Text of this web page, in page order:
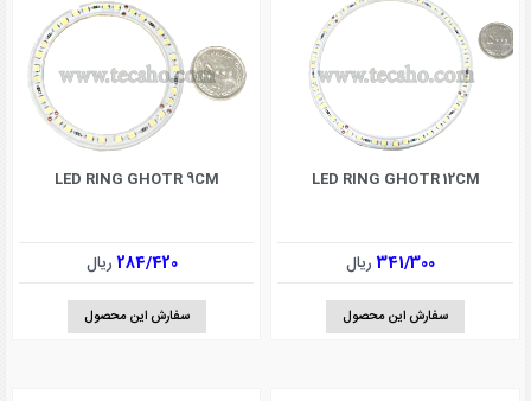
LED RING GHOTR 12CM
341/300ریال
سفارش این محصول
LED RING GHOTR 9CM
284/420ریال
سفارش این محصول